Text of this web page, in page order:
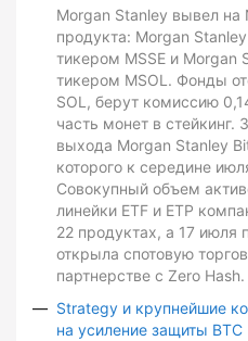
Morgan Stanley вывел
продукта: Morgan
тикером MSSE и Morgan
тикером MSOL. Фонды
SOL, берут комиссию
часть монет в стейкинг.
выхода Morgan Stanley
которого к середине
Совокупный объем
линейки ETF и ETP
22 продуктах, а 17 июля
открыла спотовую
партнерстве с Zero Hash.
Strategy и крупнейшие
на усиление защиты BTC